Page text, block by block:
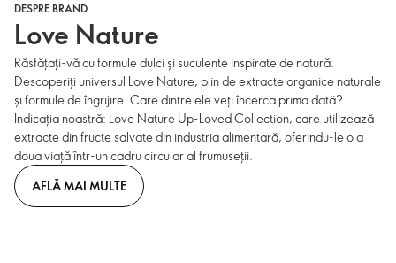
DESPRE BRAND
Love Nature
Răsfățați-vă cu formule dulci și suculente inspirate de natură.
Descoperiți universul Love Nature, plin de extracte organice naturale
și formule de îngrijire. Care dintre ele veți încerca prima dată?
Indicația noastră: Love Nature Up-Loved Collection, care utilizează
extracte din fructe salvate din industria alimentară, oferindu-le o a
doua viață într-un cadru circular al frumuseții.
AFLĂ MAI MULTE